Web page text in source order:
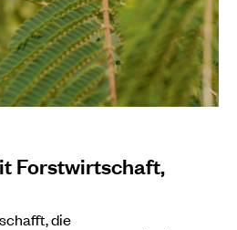
Forstwirtschaft,
die